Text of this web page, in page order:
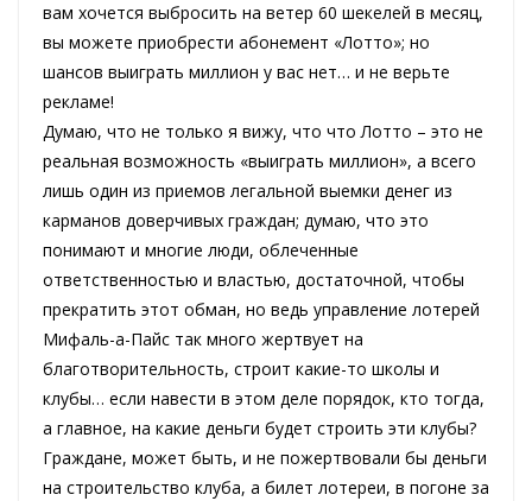
вам хочется выбросить на ветер 60 шекелей в месяц,
вы можете приобрести абонемент «Лотто»; но
шансов выиграть миллион у вас нет… и не верьте
рекламе!
Думаю, что не только я вижу, что что Лотто – это не
реальная возможность «выиграть миллион», а всего
лишь один из приемов легальной выемки денег из
карманов доверчивых граждан; думаю, что это
понимают и многие люди, облеченные
ответственностью и властью, достаточной, чтобы
прекратить этот обман, но ведь управление лотерей
Мифаль-а-Пайс так много жертвует на
благотворительность, строит какие-то школы и
клубы… если навести в этом деле порядок, кто тогда,
а главное, на какие деньги будет строить эти клубы?
Граждане, может быть, и не пожертвовали бы деньги
на строительство клуба, а билет лотереи, в погоне за